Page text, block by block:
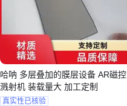
哈呐 多层叠加的膜层设备 AR磁控
溅射机 装载量大 加工定制
真实性已核验